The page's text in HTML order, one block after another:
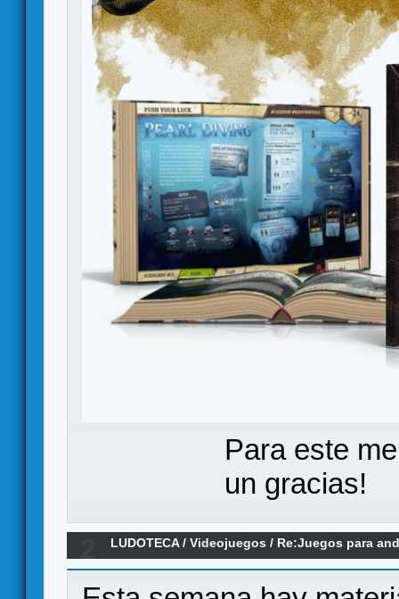
Para este
un gracias!
LUDOTECA/Videojuegos / Re:Juegos para